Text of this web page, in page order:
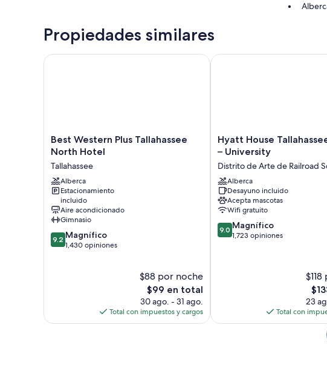
Baños
Propiedades similares
Best
Western
Tallahassee
North
Hotel
Tallahassee
Best Western Plus Tallahassee
North Hotel
Tallahassee
Alberca
Estacionamiento
incluido
Aire acondicionado
Gimnasio
9.2
de
9.2 Magnífico
1,430 opiniones
$88 por noche
El
precio
actual
es
$99 en total
30 ago. - 31 ago.
Total con impuestos y cargos
Best Western Plus Tallahassee North Hotel
Hyatt
House
Capitol
–
University
Distrito
de
Arte
de
Hyatt House
– University
Distrito de Arte de Railroad
Alberca
Desayuno incluido
Acepta mascotas
Wifi gratuito
9.0
de
9.0 Magnífico
1,723 opiniones
El
es
$133
23
Total con
Hyatt House Tallahassee